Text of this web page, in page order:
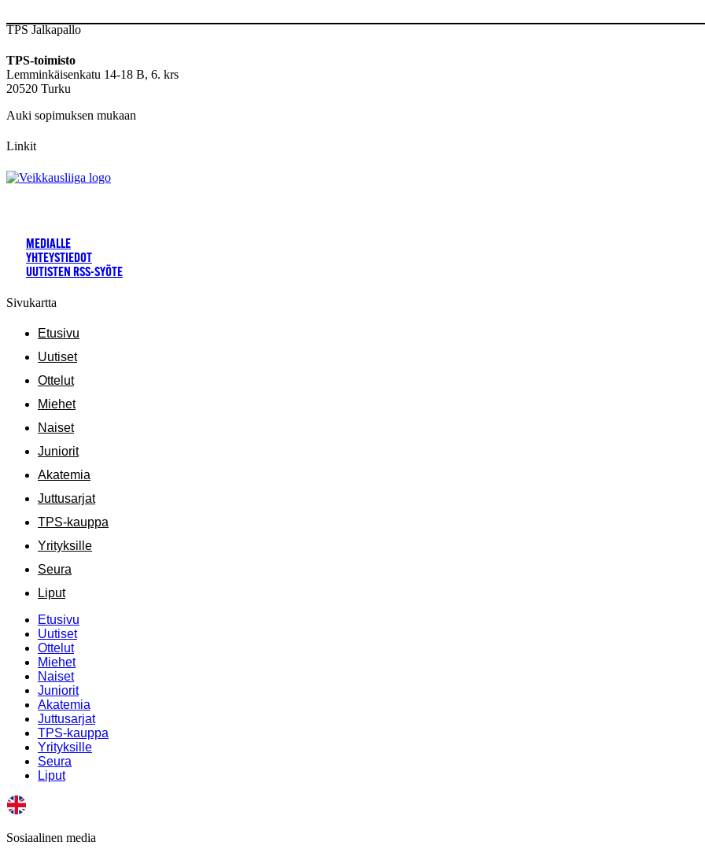
TPS Jalkapallo
TPS-toimisto
Lemminkäisenkatu 14-18 B, 6. krs
20520 Turku
Auki sopimuksen mukaan
Linkit
MEDIALLE
YHTEYSTIEDOT
UUTISTEN RSS-SYÖTE
Sivukartta
Etusivu
Uutiset
Ottelut
Miehet
Naiset
Juniorit
Akatemia
Juttusarjat
TPS-kauppa
Yrityksille
Seura
Liput
Etusivu
Uutiset
Ottelut
Miehet
Naiset
Juniorit
Akatemia
Juttusarjat
TPS-kauppa
Yrityksille
Seura
Liput
Sosiaalinen media